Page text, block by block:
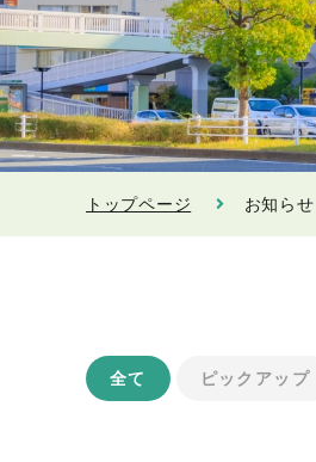
トップページ お知らせ
全て ピックアップ